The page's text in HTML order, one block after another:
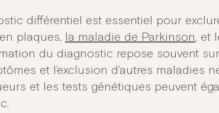
différentiel est essentiel pour
plaques,
la maladie de Parkinson, et
du diagnostic repose souvent
et l’exclusion d’autres maladies
et les tests génétiques peuvent